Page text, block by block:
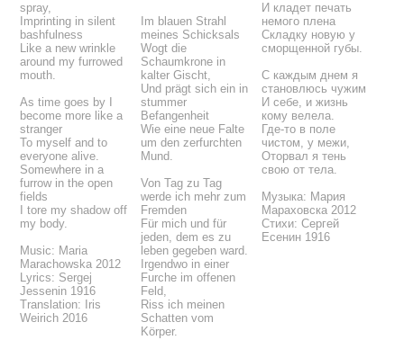
spray,
Imprinting in silent
bashfulness
Like a new wrinkle
around my furrowed
mouth.
As time goes by I
become more like a
stranger
To myself and to
everyone alive.
Somewhere in a
furrow in the open
fields
I tore my shadow off
my body.
Music: Maria
Marachowska 2012
Lyrics: Sergej
Jessenin 1916
Translation: Iris
Weirich 2016
Im blauen Strahl
meines Schicksals
Wogt die
Schaumkrone in
kalter Gischt,
Und prägt sich ein in
stummer
Befangenheit
Wie eine neue Falte
um den zerfurchten
Mund.
Von Tag zu Tag
werde ich mehr zum
Fremden
Für mich und für
jeden, dem es zu
leben gegeben ward.
Irgendwo in einer
Furche im offenen
Feld,
Riss ich meinen
Schatten vom
Körper.
И кладет печать
немого плена
Складку новую у
сморщенной губы.
С каждым днем я
становлюсь чужим
И себе, и жизнь
кому велела.
Где-то в поле
чистом, у межи,
Оторвал я тень
свою от тела.
Музыка: Мария
Мараховска 2012
Стихи: Сергей
Есенин 1916